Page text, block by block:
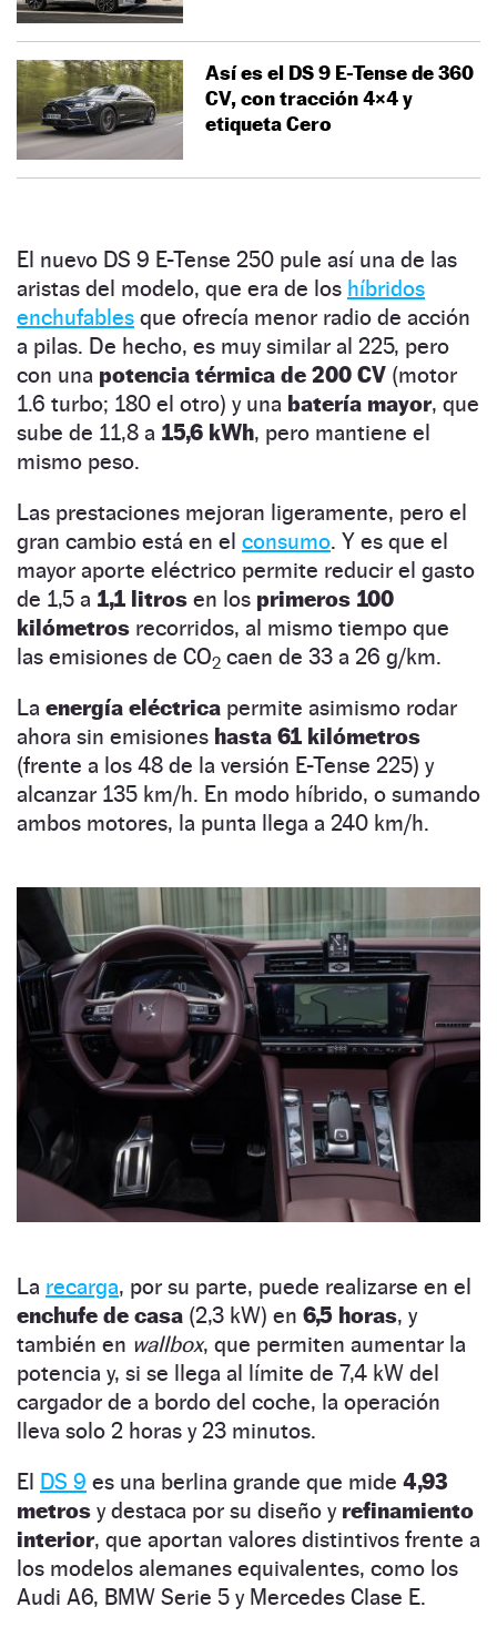
Así es el DS 9 E-Tense de 360
CV, con tracción 4×4 y
etiqueta Cero
El nuevo DS 9 E-Tense 250 pule así una de las
aristas del modelo, que era de los híbridos
enchufables que ofrecía menor radio de acción
a pilas. De hecho, es muy similar al 225, pero
con una potencia térmica de 200 CV (motor
1.6 turbo; 180 el otro) y una batería mayor, que
sube de 11,8 a 15,6 kWh, pero mantiene el
mismo peso.
Las prestaciones mejoran ligeramente, pero el
gran cambio está en el consumo. Y es que el
mayor aporte eléctrico permite reducir el gasto
de 1,5 a 1,1 litros en los primeros 100
kilómetros recorridos, al mismo tiempo que
las emisiones de CO2 caen de 33 a 26 g/km.
La energía eléctrica permite asimismo rodar
ahora sin emisiones hasta 61 kilómetros
(frente a los 48 de la versión E-Tense 225) y
alcanzar 135 km/h. En modo híbrido, o sumando
ambos motores, la punta llega a 240 km/h.
La recarga, por su parte, puede realizarse en el
enchufe de casa (2,3 kW) en 6,5 horas, y
también en wallbox, que permiten aumentar la
potencia y, si se llega al límite de 7,4 kW del
cargador de a bordo del coche, la operación
lleva solo 2 horas y 23 minutos.
El DS 9 es una berlina grande que mide 4,93
metros y destaca por su diseño y refinamiento
interior, que aportan valores distintivos frente a
los modelos alemanes equivalentes, como los
Audi A6, BMW Serie 5 y Mercedes Clase E.